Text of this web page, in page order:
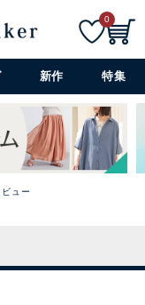
詳細検索+
0
新作 特集
ュー